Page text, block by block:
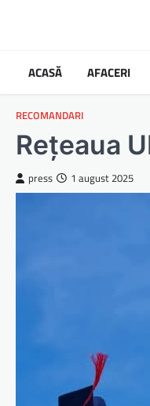
ACASĂ AFACERI
RECOMANDARI
Rețeaua
press 1 august 2025